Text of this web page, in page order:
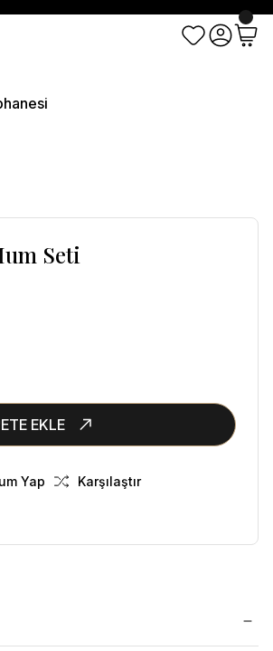
Seti
EKLE
Yap
Karşılaştır